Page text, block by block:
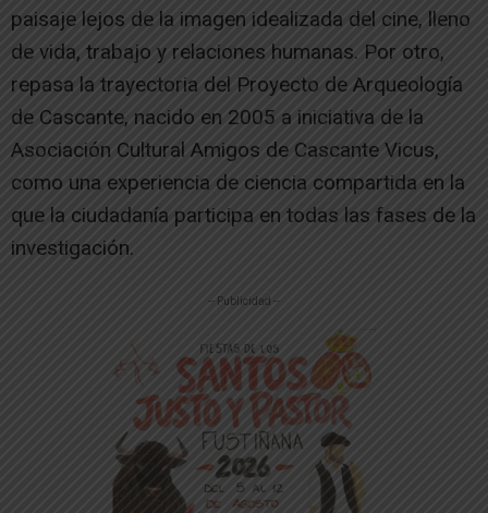
paisaje lejos de la imagen idealizada del cine, lleno
de vida, trabajo y relaciones humanas. Por otro,
repasa la trayectoria del Proyecto de Arqueología
de Cascante, nacido en 2005 a iniciativa de la
Asociación Cultural Amigos de Cascante Vicus,
como una experiencia de ciencia compartida en la
que la ciudadanía participa en todas las fases de la
investigación.
-- Publicidad --